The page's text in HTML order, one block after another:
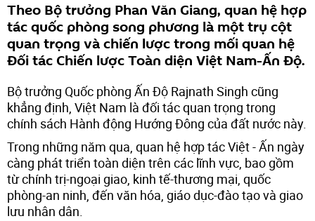
Theo Bộ trưởng Phan Văn Giang, quan hệ hợp
tác quốc phòng song phương là một trụ cột
quan trọng và chiến lược trong mối quan hệ
Đối tác Chiến lược Toàn diện Việt Nam-Ấn Độ.
Bộ trưởng Quốc phòng Ấn Độ Rajnath Singh cũng
khẳng định, Việt Nam là đối tác quan trọng trong
chính sách Hành động Hướng Đông của đất nước này.
Trong những năm qua, quan hệ hợp tác Việt - Ấn ngày
càng phát triển toàn diện trên các lĩnh vực, bao gồm
từ chính trị-ngoại giao, kinh tế-thương mại, quốc
phòng-an ninh, đến văn hóa, giáo dục-đào tạo và giao
lưu nhân dân.